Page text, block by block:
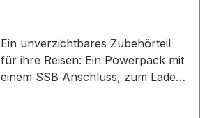
Ein unverzichtbares Zubehörteil
für ihre Reisen: Ein Powerpack mit
einem SSB Anschluss, zum Laden